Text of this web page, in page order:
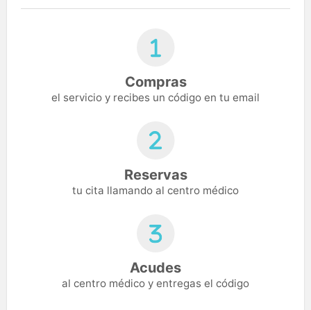
Compras
el servicio y recibes un código en tu email
Reservas
tu cita llamando al centro médico
Acudes
al centro médico y entregas el código